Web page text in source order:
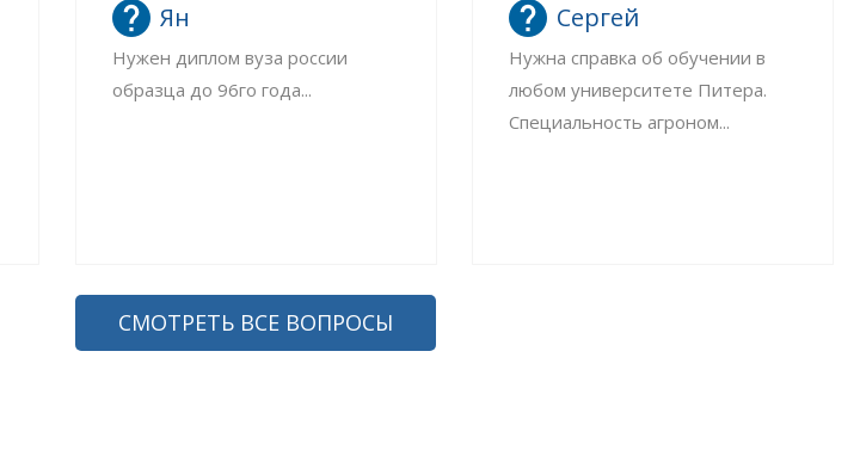
Ян
Нужен диплом вуза россии
образца до 96го года...
Сергей
Нужна справка об обучении в
любом университете Питера.
Специальность агроном...
СМОТРЕТЬ ВСЕ ВОПРОСЫ